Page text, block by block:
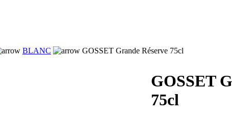
BLANC GOSSET Grande Réserve 75cl
GOSSET
75cl